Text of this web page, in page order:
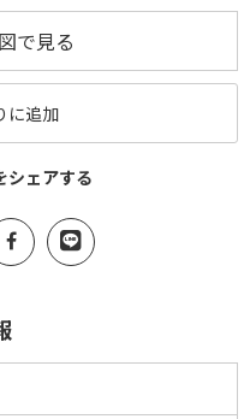
で見る
に追加
シェアする